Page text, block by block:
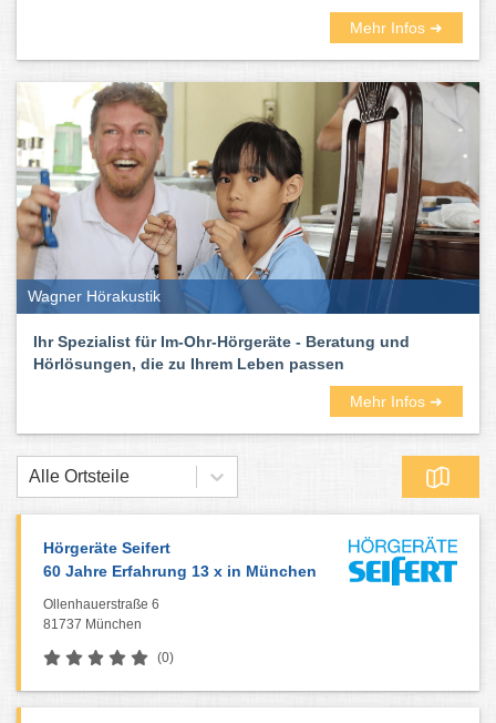
Mehr Infos ➜
Wagner Hörakustik
Ihr Spezialist für Im-Ohr-Hörgeräte - Beratung und
Hörlösungen, die zu Ihrem Leben passen
Mehr Infos ➜
Alle Ortsteile
Hörgeräte Seifert
60 Jahre Erfahrung 13 x in München
Ollenhauerstraße 6
81737 München
(0)